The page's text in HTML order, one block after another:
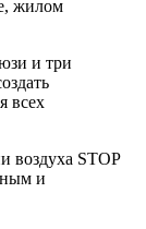
жилом
и три
всех
воздуха STOP
и